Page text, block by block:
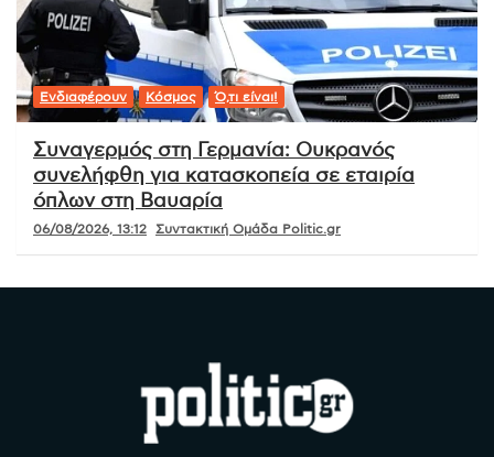
Ενδιαφέρουν Κόσμος Ό,τι είναι!
Συναγερμός στη Γερμανία: Ουκρανός
συνελήφθη για κατασκοπεία σε εταιρία
όπλων στη Βαυαρία
06/08/2026, 13:12 Συντακτική Ομάδα Politic.gr